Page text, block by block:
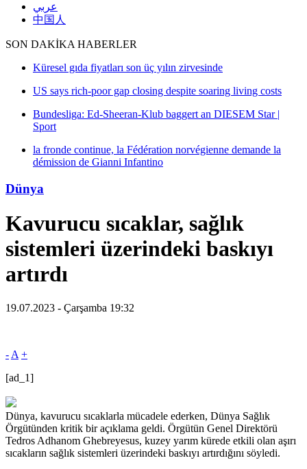
عربي
中国人
SON DAKİKA HABERLER
Küresel gıda fiyatları son üç yılın zirvesinde
US says rich-poor gap closing despite soaring living costs
Bundesliga: Ed-Sheeran-Klub baggert an DIESEM Star |
Sport
la fronde continue, la Fédération norvégienne demande la
démission de Gianni Infantino
Dünya
Kavurucu sıcaklar, sağlık
sistemleri üzerindeki baskıyı
artırdı
19.07.2023 - Çarşamba 19:32
- A +
[ad_1]
Dünya, kavurucu sıcaklarla mücadele ederken, Dünya Sağlık
Örgütünden kritik bir açıklama geldi. Örgütün Genel Direktörü
Tedros Adhanom Ghebreyesus, kuzey yarım kürede etkili olan aşırı
sıcakların sağlık sistemleri üzerindeki baskıyı artırdığını söyledi.